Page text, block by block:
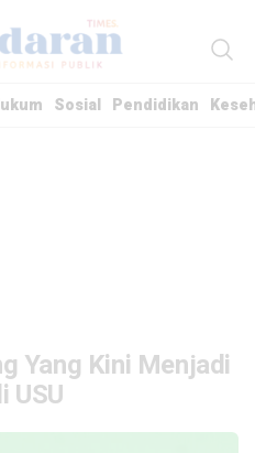
Sosial Pendidikan
Yang Kini Menjadi
USU